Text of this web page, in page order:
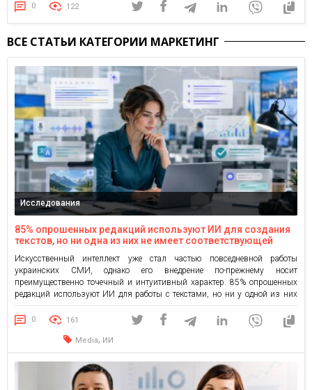
0 122
ВСЕ СТАТЬИ КАТЕГОРИИ МАРКЕТИНГ
Исследования
85% опрошенных редакций используют ИИ для создания
текстов, но ни одна из них не имеет соответствующей
Искусственный интеллект уже стал частью повседневной работы
украинских СМИ, однако его внедрение по-прежнему носит
преимущественно точечный и интуитивный характер. 85% опрошенных
редакций используют ИИ для работы с текстами, но ни у одной из них
нет задокументированной стратегии интеграции этой технологии. В
качестве основных препятствий СМИ называют недостаток
финансирования и компетенций, а главной потребностью —
практическое […]
0 161
Media, ИИ